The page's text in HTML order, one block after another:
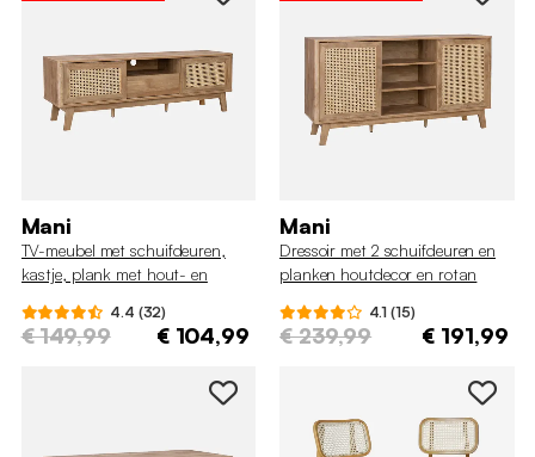
Mani
TV-meubel met schuifdeuren,
kastje, plank met hout- en
4.4 (32)
€ 149,99 € 104,99
Mani
Dressoir met 2 schuifdeuren en
planken houtdecor en rotan
4.1 (15)
€ 239,99 € 191,99